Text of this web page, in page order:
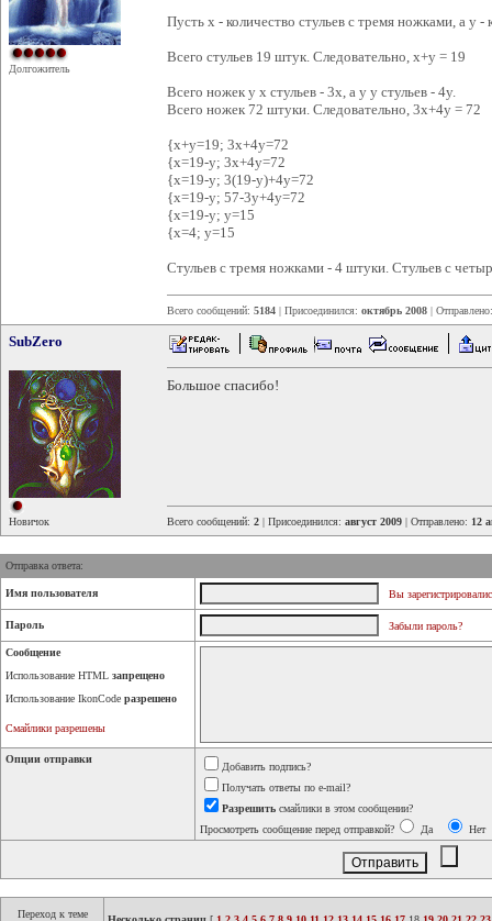
Долгожитель
Пусть x - количество стульев с тремя ножками, а y
Всего стульев 19 штук. Следовательно, x+y = 19
Всего ножек у x стульев - 3x, а у y стульев - 4y.
Всего ножек 72 штуки. Следовательно, 3x+4y = 72
{x+y=19; 3x+4y=72
{x=19-y; 3x+4y=72
{x=19-y; 3(19-y)+4y=72
{x=19-y; 57-3y+4y=72
{x=19-y; y=15
{x=4; y=15
Стульев с тремя ножками - 4 штуки. Стульев с
Всего сообщений: 5184 | Присоединился: октябрь 2008 |
SubZero
Новичок
Большое спасибо!
Всего сообщений: 2 | Присоединился: август 2009 | Отправлено: 12
Отправка ответа:
Имя пользователя Вы
Пароль Забыли пароль?
Сообщение
Использование HTML запрещено
Использование IkonCode разрешено
Смайлики разрешены
Опции отправки
Добавить подпись?
Получать ответы по e-mail?
Разрешить смайлики в этом сообщении?
Просмотреть сообщение перед отправкой?
Да Нет
Переход к теме